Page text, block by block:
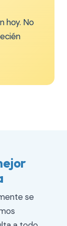
hoy. No
se